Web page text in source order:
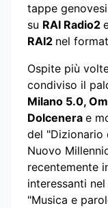
tappe
su RAI Radio2
RAI2 nel format
Ospite più
condiviso il
Milano 5.0,
Dolcenera e
del "Dizionario
Nuovo
recentemente
interessanti
"Musica e